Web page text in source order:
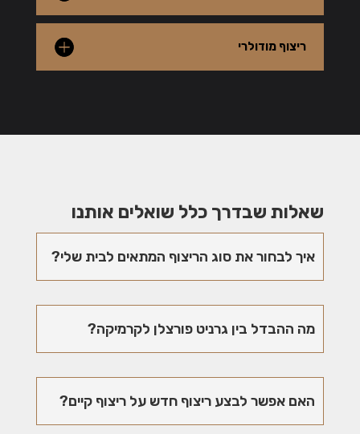
ריצוף מודולרי
שאלות שבדרך כלל שואלים אותנו
איך לבחור את סוג הריצוף המתאים לבית שלי?
מה ההבדל בין גרניט פורצלן לקרמיקה?
האם אפשר לבצע ריצוף חדש על ריצוף קיים?